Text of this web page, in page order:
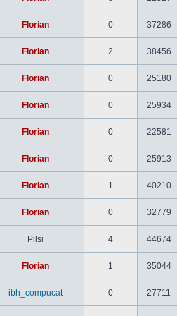
Florian 0 37286
Florian 2 38456
Florian 0 25180
Florian 0 25934
Florian 0 22581
Florian 0 25913
Florian 1 40210
Florian 0 32779
Pilsi 4 44674
Florian 1 35044
ibh_compucat 0 27711